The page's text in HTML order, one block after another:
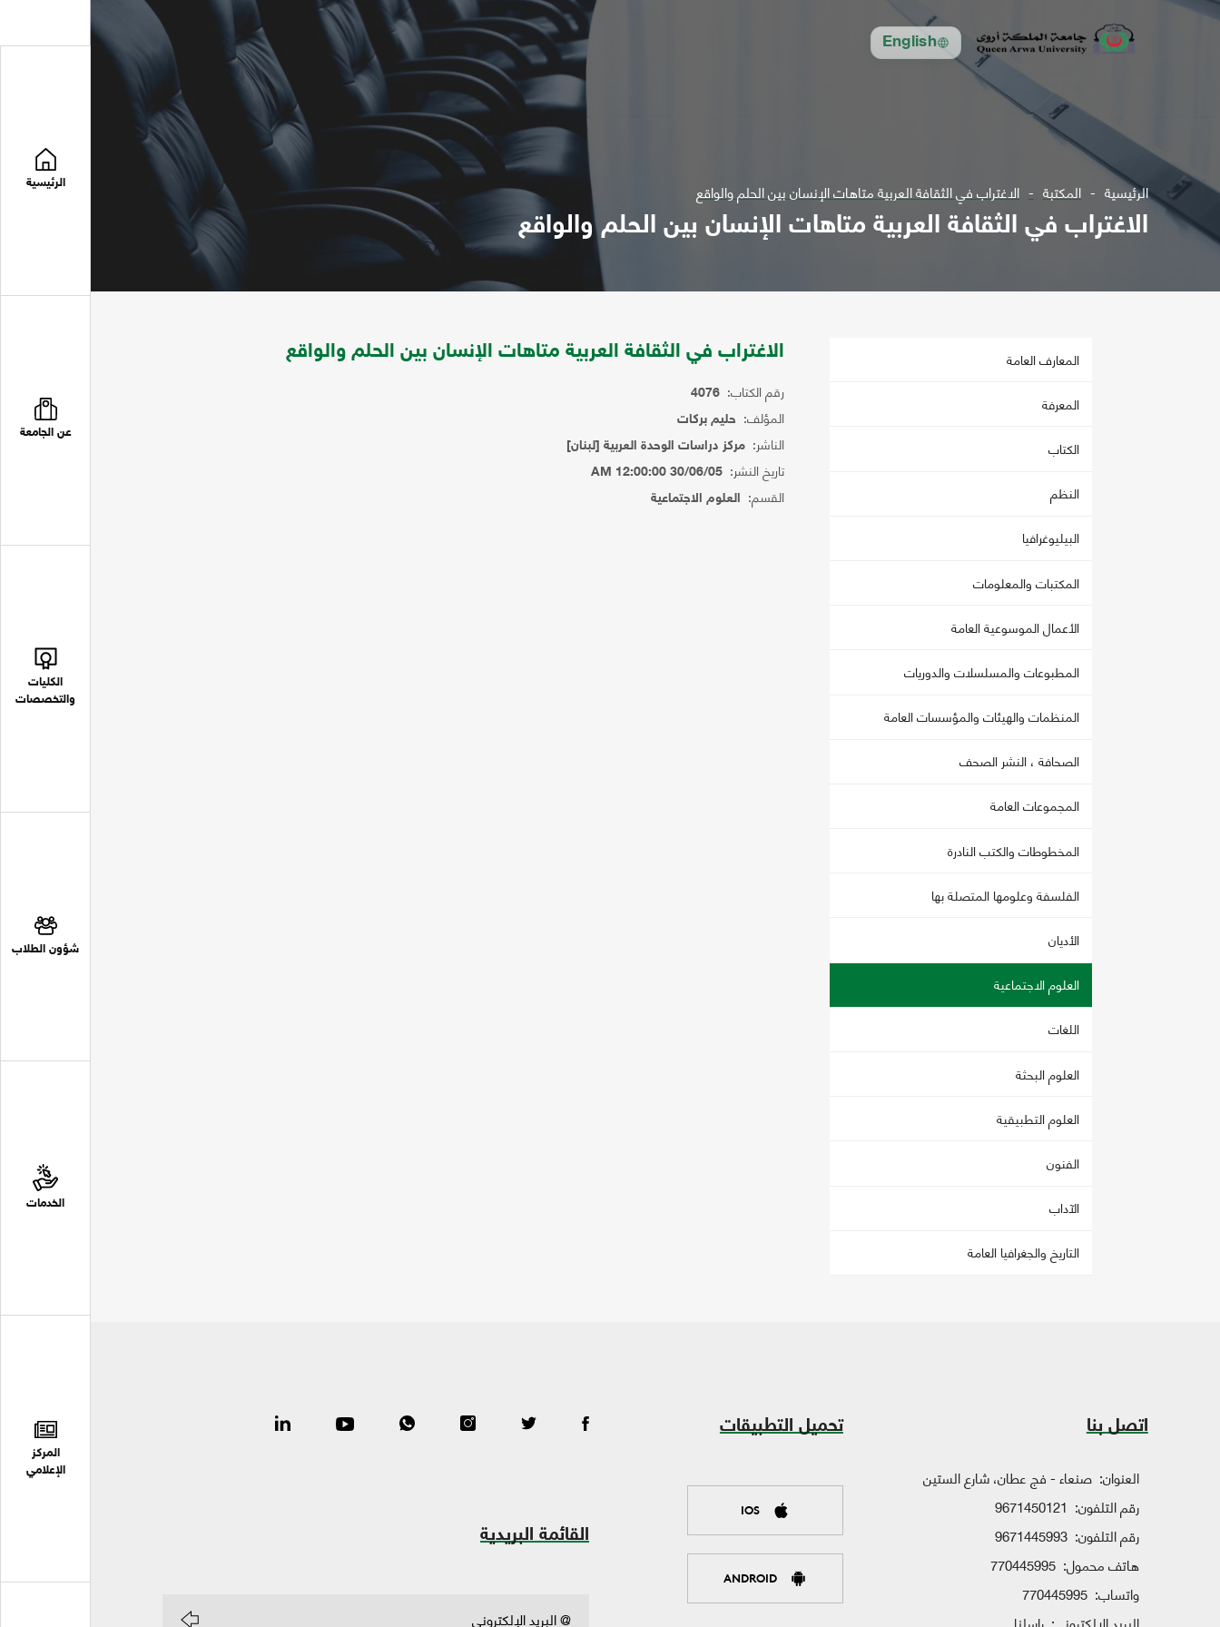
English
الرئيسية
عن الجامعة
الكليات
والتخصصات
شؤون الطلاب
الخدمات
المركز
الإعلامي
الرئيسية المكتبة الاغتراب في الثقافة العربية متاهات الإنسان بين الحلم والواقع
الاغتراب في الثقافة العربية متاهات الإنسان بين الحلم والواقع
المعارف العامة
المعرفة
الكتاب
النظم
البيليوغرافيا
المكتبات والمعلومات
الأعمال الموسوعية العامة
المطبوعات والمسلسلات والدوريات
المنظمات والهيئات والمؤسسات العامة
الصحافة ، النشر الصحف
المجموعات العامة
المخطوطات والكتب النادرة
الفلسفة وعلومها المتصلة بها
الأديان
العلوم الاجتماعية
اللغات
العلوم البحثة
العلوم التطبيقية
الفنون
الآداب
التاريخ والجغرافيا العامة
الاغتراب في الثقافة العربية متاهات الإنسان بين الحلم والواقع
رقم الكتاب: 4076
المؤلف: حليم بركات
الناشر: مركز دراسات الوحدة العربية [لبنان]
تاريخ النشر: 30/06/05 12:00:00 AM
القسم: العلوم الاجتماعية
اتصل بنا
العنوان: صنعاء - فج عطان، شارع الستين
رقم التلفون: 9671450121
رقم التلفون: 9671445993
هاتف محمول: 770445995
واتساب: 770445995
تحميل التطبيقات
IOS
ANDROID
القائمة البريدية